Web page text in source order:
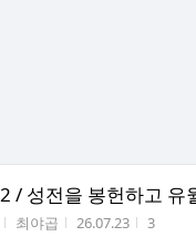
/ 성전을 봉헌하고 유
작성자
최야곱 작성시간
26.07.23 조회수
3